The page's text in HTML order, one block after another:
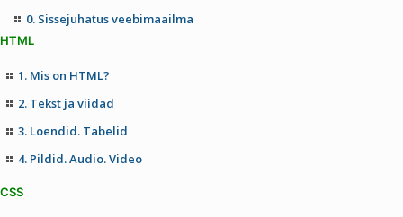
0. Sissejuhatus veebimaailma
HTML
1. Mis on HTML?
2. Tekst ja viidad
3. Loendid. Tabelid
4. Pildid. Audio. Video
CSS